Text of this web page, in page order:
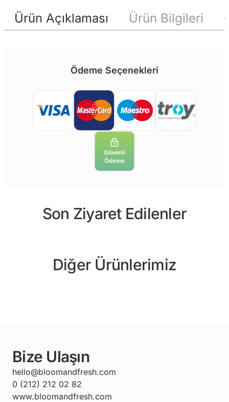
Ürün Açıklaması Ürün Bilgileri
Ödeme Seçenekleri
Son Ziyaret Edilenler
Diğer Ürünlerimiz
Bize Ulaşın
hello@bloomandfresh.com
0 (212) 212 02 82
www.bloomandfresh.com